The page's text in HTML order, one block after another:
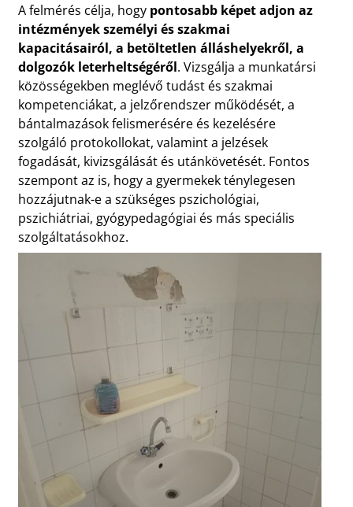
A felmérés célja, hogy pontosabb képet adjon az
intézmények személyi és szakmai
kapacitásairól, a betöltetlen álláshelyekről, a
dolgozók leterheltségéről. Vizsgálja a munkatársi
közösségekben meglévő tudást és szakmai
kompetenciákat, a jelzőrendszer működését, a
bántalmazások felismerésére és kezelésére
szolgáló protokollokat, valamint a jelzések
fogadását, kivizsgálását és utánkövetését. Fontos
szempont az is, hogy a gyermekek ténylegesen
hozzájutnak-e a szükséges pszichológiai,
pszichiátriai, gyógypedagógiai és más speciális
szolgáltatásokhoz.